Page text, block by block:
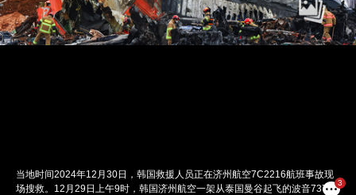
3
当地时间2024年12月30日，韩国救援人员正在济州航空7C2216航班事故现
场搜救。12月29日上午9时，韩国济州航空一架从泰国曼谷起飞的波音737-